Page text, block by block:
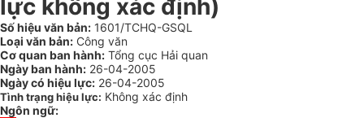
lực không xác định)
Số hiệu văn bản: 1601/TCHQ-GSQL
Loại văn bản: Công văn
Cơ quan ban hành: Tổng cục Hải quan
Ngày ban hành: 26-04-2005
Ngày có hiệu lực: 26-04-2005
Tình trạng hiệu lực: Không xác định
Ngôn ngữ: